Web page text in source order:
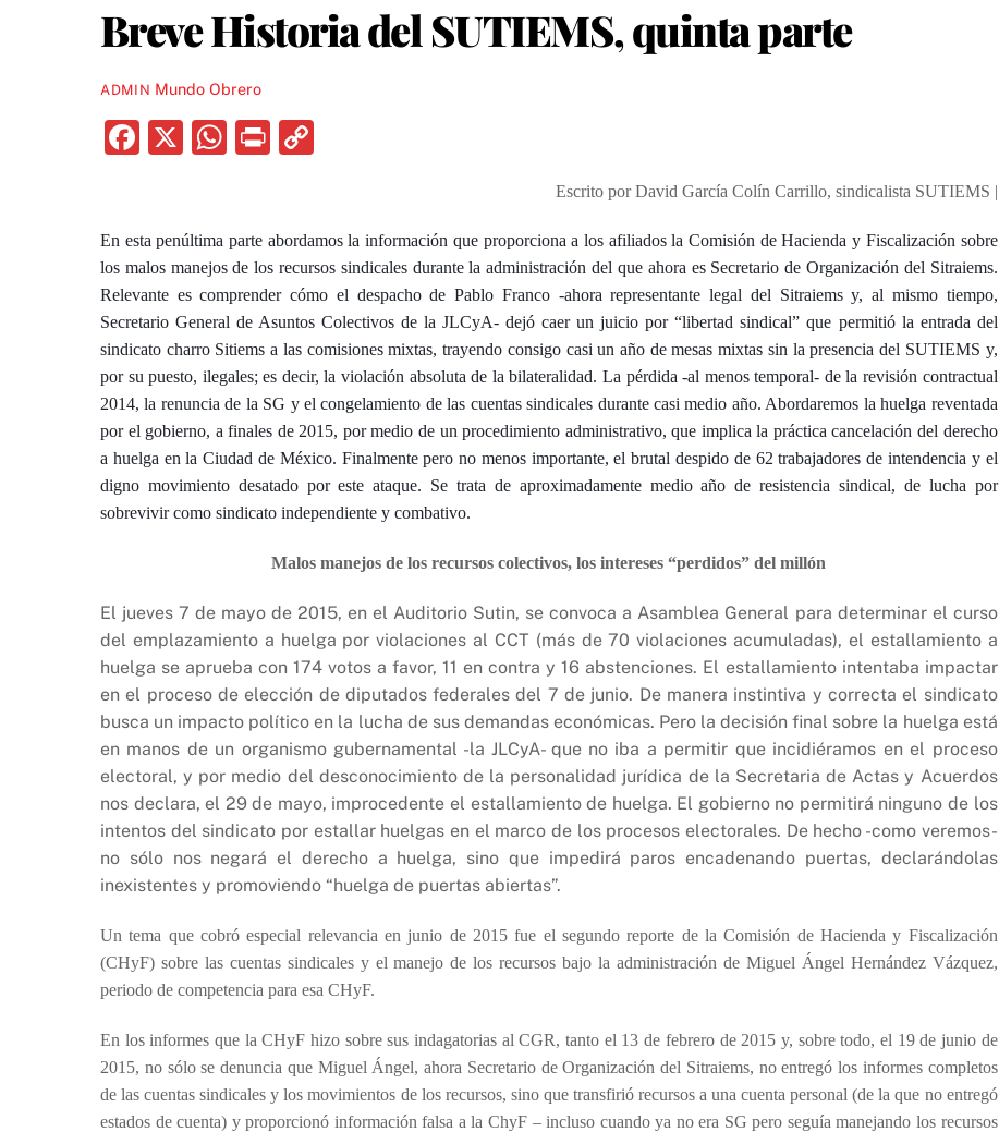
Breve Historia del SUTIEMS, quinta parte
ADMIN Mundo Obrero
F
e
b
o
o
k
X
W
s
A
p
p
P
y
Li
n
k
Escrito por David García Colín Carrillo, sindicalista SUTIEMS |
En esta penúltima parte abordamos la información que proporciona a los afiliados la Comisión de Hacienda y Fiscalización sobre
los malos manejos de los recursos sindicales durante la administración del que ahora es Secretario de Organización del Sitraiems.
Relevante es comprender cómo el despacho de Pablo Franco -ahora representante legal del Sitraiems y, al mismo tiempo,
Secretario General de Asuntos Colectivos de la JLCyA- dejó caer un juicio por “libertad sindical” que permitió la entrada del
sindicato charro Sitiems a las comisiones mixtas, trayendo consigo casi un año de mesas mixtas sin la presencia del SUTIEMS y,
por su puesto, ilegales; es decir, la violación absoluta de la bilateralidad. La pérdida -al menos temporal- de la revisión contractual
2014, la renuncia de la SG y el congelamiento de las cuentas sindicales durante casi medio año. Abordaremos la huelga reventada
por el gobierno, a finales de 2015, por medio de un procedimiento administrativo, que implica la práctica cancelación del derecho
a huelga en la Ciudad de México. Finalmente pero no menos importante, el brutal despido de 62 trabajadores de intendencia y el
digno movimiento desatado por este ataque. Se trata de aproximadamente medio año de resistencia sindical, de lucha por
sobrevivir como sindicato independiente y combativo.
Malos manejos de los recursos colectivos, los intereses “perdidos” del millón
El jueves 7 de mayo de 2015, en el Auditorio Sutin, se convoca a Asamblea General para determinar el curso
del emplazamiento a huelga por violaciones al CCT (más de 70 violaciones acumuladas), el estallamiento a
huelga se aprueba con 174 votos a favor, 11 en contra y 16 abstenciones. El estallamiento intentaba impactar
en el proceso de elección de diputados federales del 7 de junio. De manera instintiva y correcta el sindicato
busca un impacto político en la lucha de sus demandas económicas. Pero la decisión final sobre la huelga está
en manos de un organismo gubernamental -la JLCyA- que no iba a permitir que incidiéramos en el proceso
electoral, y por medio del desconocimiento de la personalidad jurídica de la Secretaria de Actas y Acuerdos
nos declara, el 29 de mayo, improcedente el estallamiento de huelga. El gobierno no permitirá ninguno de los
intentos del sindicato por estallar huelgas en el marco de los procesos electorales. De hecho -como veremos-
no sólo nos negará el derecho a huelga, sino que impedirá paros encadenando puertas, declarándolas
inexistentes y promoviendo “huelga de puertas abiertas”.
Un tema que cobró especial relevancia en junio de 2015 fue el segundo reporte de la Comisión de Hacienda y Fiscalización
(CHyF) sobre las cuentas sindicales y el manejo de los recursos bajo la administración de Miguel Ángel Hernández Vázquez,
periodo de competencia para esa CHyF.
En los informes que la CHyF hizo sobre sus indagatorias al CGR, tanto el 13 de febrero de 2015 y, sobre todo, el 19 de junio de
2015, no sólo se denuncia que Miguel Ángel, ahora Secretario de Organización del Sitraiems, no entregó los informes completos
de las cuentas sindicales y los movimientos de los recursos, sino que transfirió recursos a una cuenta personal (de la que no entregó
estados de cuenta) y proporcionó información falsa a la ChyF – incluso cuando ya no era SG pero seguía manejando los recursos